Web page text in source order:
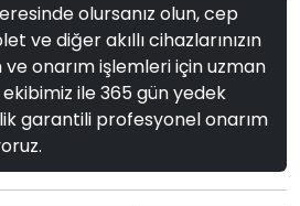
olursanız olun, cep
ve diğer akıllı cihazlarınızın
ve onarım işlemleri için uzman
ile 365 gün yedek
garantili profesyonel onarım